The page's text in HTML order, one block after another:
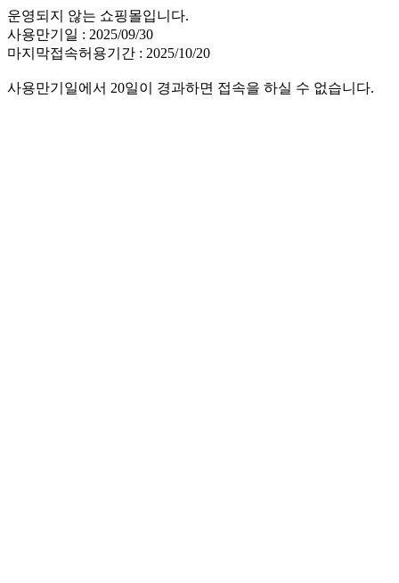
운영되지 않는 쇼핑몰입니다.
사용만기일 : 2025/09/30
마지막접속허용기간 : 2025/10/20
사용만기일에서 20일이 경과하면 접속을 하실 수 없습니다.